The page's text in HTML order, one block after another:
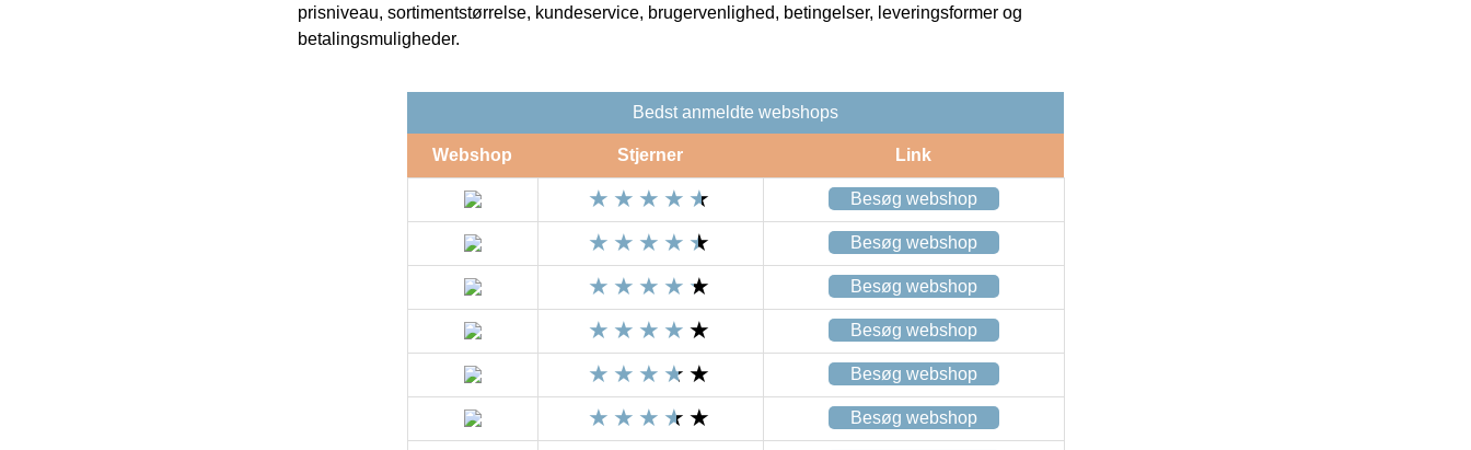
prisniveau, sortimentstørrelse, kundeservice, brugervenlighed, betingelser, leveringsformer og
betalingsmuligheder.
Bedst anmeldte webshops
Webshop Stjerner Link
Besøg webshop
Besøg webshop
Besøg webshop
Besøg webshop
Besøg webshop
Besøg webshop